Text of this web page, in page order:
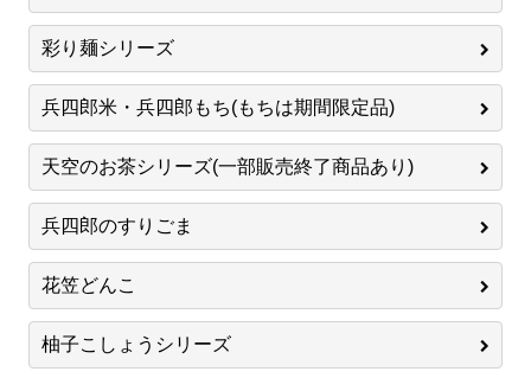
彩り麺シリーズ
兵四郎米・兵四郎もち(もちは期間限定品)
天空のお茶シリーズ(一部販売終了商品あり)
兵四郎のすりごま
花笠どんこ
柚子こしょうシリーズ